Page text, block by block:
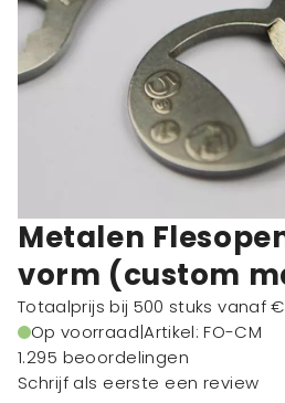
Metalen
vorm (custom
Totaalprijs bij 500 stuks vanaf€
Op voorraad|Artikel: FO-CM
1.295 beoordelingen
Schrijf als eerste een review